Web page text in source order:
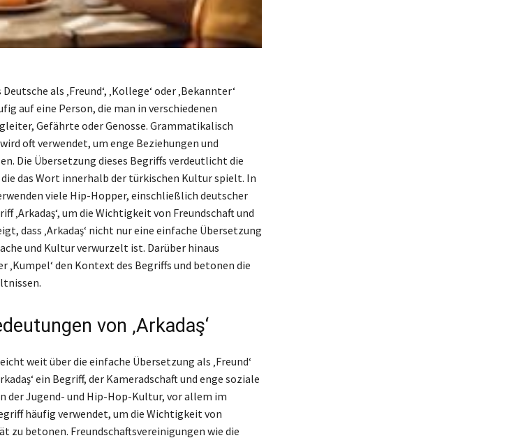
als ‚Freund‘, ‚Kollege‘ oder ‚Bekannter‘
auf eine Person, die man in verschiedenen
Gefährte oder Genosse. Grammatikalisch
oft verwendet, um enge Beziehungen und
Die Übersetzung dieses Begriffs verdeutlicht die
das Wort innerhalb der türkischen Kultur spielt. In
viele Hip-Hopper, einschließlich deutscher
‚Arkadaş‘, um die Wichtigkeit von Freundschaft und
dass ‚Arkadaş‘ nicht nur eine einfache Übersetzung
und Kultur verwurzelt ist. Darüber hinaus
‚Kumpel‘ den Kontext des Begriffs und betonen die
von ‚Arkadaş‘
weit über die einfache Übersetzung als ‚Freund‘
ein Begriff, der Kameradschaft und enge soziale
der Jugend- und Hip-Hop-Kultur, vor allem im
häufig verwendet, um die Wichtigkeit von
betonen. Freundschaftsvereinigungen wie die